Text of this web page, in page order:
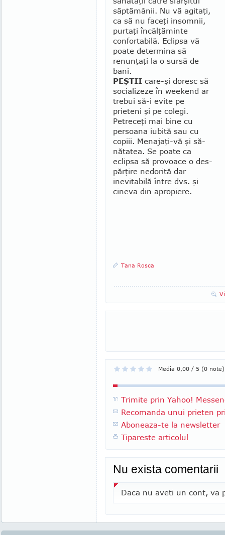
săptă­mânii. Nu vă agitaţi,
ca să nu faceţi insom­nii,
purtaţi încălţăminte
confortabilă. Eclipsa vă
poate determina să
renunţaţi la o sursă de
bani.
PEŞTII care-şi doresc să
socializeze în weekend ar
trebui să-i evite pe
prieteni şi pe colegi.
Petreceţi mai bine cu
persoana iu­bită sau cu
copiii. Menajaţi-vă şi să­
nătatea. Se poa­te ca
eclipsa să provoace o des­
păr­ţire nedorită dar
inevitabilă între dvs. şi
cineva din apro­piere.
Tana Rosca
Media 0,00 / 5 (0 note)
Trimite prin Yahoo!
Recomanda unui prieten
Aboneaza-te la newsletter
Tipareste articolul
Nu exista comentarii
Daca nu aveti un cont, va